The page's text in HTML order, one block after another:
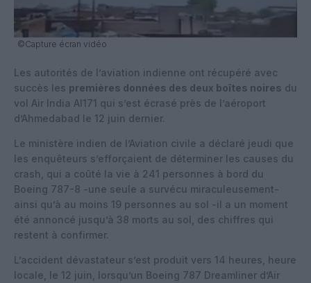
©Capture écran vidéo
Les autorités de l’aviation indienne ont récupéré avec
succès les premières données des deux boîtes noires du
vol Air India AI171 qui s’est écrasé près de l’aéroport
d’Ahmedabad le 12 juin dernier.
Le ministère indien de l’Aviation civile a déclaré jeudi que
les enquêteurs s’efforçaient de déterminer les causes du
crash, qui a coûté la vie à 241 personnes à bord du
Boeing 787-8 -une seule a survécu miraculeusement-
ainsi qu’à au moins 19 personnes au sol -il a un moment
été annoncé jusqu’à 38 morts au sol, des chiffres qui
restent à confirmer.
L’accident dévastateur s’est produit vers 14 heures, heure
locale, le 12 juin, lorsqu’un Boeing 787 Dreamliner d’Air